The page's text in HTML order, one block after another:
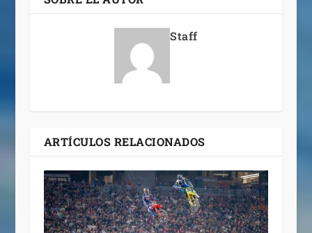
Staff
ARTÍCULOS RELACIONADOS